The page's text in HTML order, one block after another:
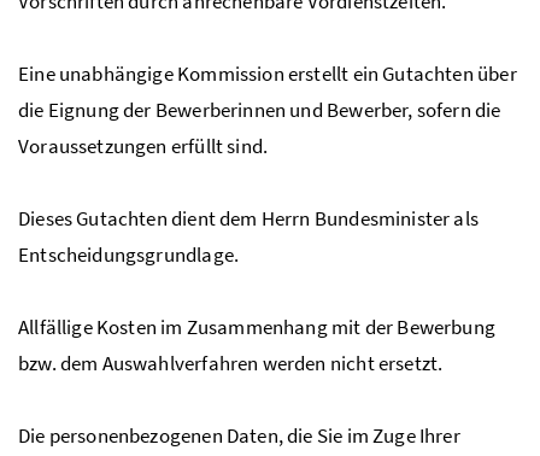
Eine unabhängige Kommission erstellt ein Gutachten über
die Eignung der Bewerberinnen und Bewerber, sofern die
Voraussetzungen erfüllt sind.
Dieses Gutachten dient dem Herrn Bundesminister als
Entscheidungsgrundlage.
Allfällige Kosten im Zusammenhang mit der Bewerbung
bzw. dem Auswahlverfahren werden nicht ersetzt.
Die personenbezogenen Daten, die Sie im Zuge Ihrer